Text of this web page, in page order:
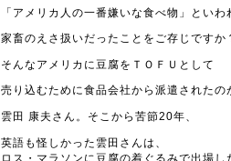
「アメリカ人の一番嫌いな食べ物」といわ
家畜のえさ扱いだったことをご存じですか
そんなアメリカに豆腐をＴＯＦＵとして
売り込むために食品会社から派遣されたの
雲田 康夫さん。そこから苦節20年、
英語も怪しかった雲田さんは、
ロス・マラソンに豆腐の着ぐるみで出場し